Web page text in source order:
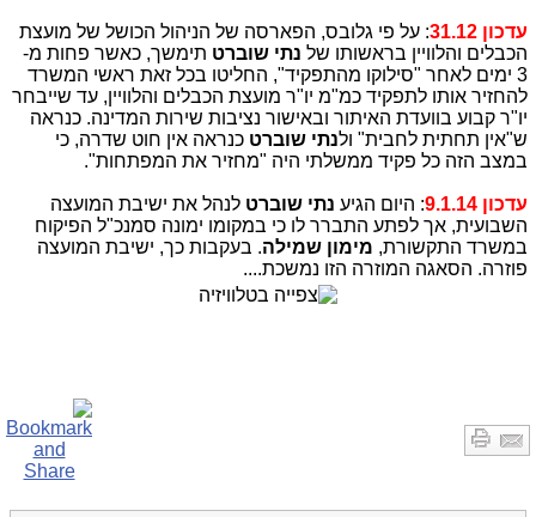
עדכון 31.12
: על פי גלובס, הפארסה של הניהול הכושל של מועצת
הכבלים והלוויין בראשותו של נתי שוברט תימשך, כאשר פחות מ-
3 ימים לאחר "סילוקו מהתפקיד", החליטו בכל זאת ראשי המשרד
להחזיר אותו לתפקיד כמ"מ יו"ר מועצת הכבלים והלוויין, עד שייבחר
יו"ר קבוע בוועדת האיתור ובאישור נציבות שירות המדינה. כנראה
ש"אין תחתית לחבית" ולנתי שוברט כנראה אין חוט שדרה, כי
במצב הזה כל פקיד ממשלתי היה "מחזיר את המפתחות".
עדכון 9.1.14 : היום הגיע נתי שוברט לנהל את ישיבת המועצה
השבועית, אך לפתע התברר לו כי במקומו ימונה סמנכ"ל הפיקוח
במשרד התקשורת, מימון שמילה. בעקבות כך, ישיבת המועצה
פוזרה. הסאגה המוזרה הזו נמשכת....